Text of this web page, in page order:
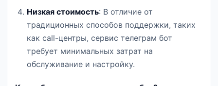
Низкая стоимость: В отличие от
традиционных способов поддержки, таких
как call-центры, сервис телеграм бот
требует минимальных затрат на
обслуживание и настройку.